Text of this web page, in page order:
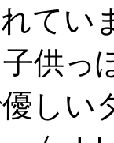
てい
供っ
しい